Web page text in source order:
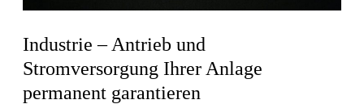
Industrie – Antrieb und
Stromversorgung Ihrer Anlage
permanent garantieren